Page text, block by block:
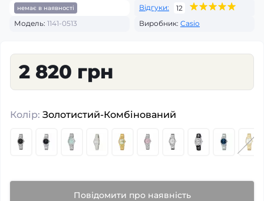
немає в наявності Відгуки:
12
Модель: 1141-0513 Виробник: Casio
2 820 грн
Колір: Золотистий-Комбінований
Повідомити про наявність